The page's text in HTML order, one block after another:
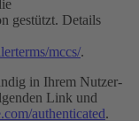
gestützt. Details
mccs/.
in Ihrem Nutzer-
Link und
authenticated.